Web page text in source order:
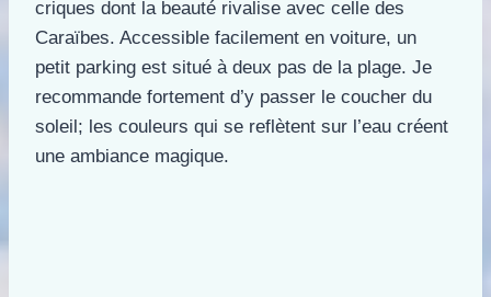
criques dont la beauté rivalise avec celle des
Caraïbes. Accessible facilement en voiture, un
petit parking est situé à deux pas de la plage. Je
recommande fortement d’y passer le coucher du
soleil; les couleurs qui se reflètent sur l’eau créent
une ambiance magique.